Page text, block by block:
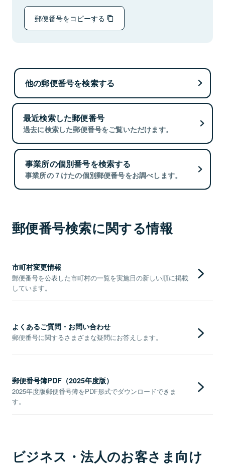
郵便番号をコピーする
他の郵便番号を検索する
最近検索した郵便番号
過去に検索した郵便番号をご覧いただけます。
事業所の個別番号を検索する
事業所の７けたの個別郵便番号をお調べします。
郵便番号検索に関する情報
市町村変更情報
郵便番号を公表した市町村の一覧を実施日の新しい順に掲載
しています。
よくあるご質問・お問い合わせ
郵便番号に関するさまざまな疑問にお答えします。
郵便番号簿PDF（2025年度版）
2025年度版郵便番号簿をPDF形式でダウンロードできま
す。
ビジネス・法人のお客さま向け